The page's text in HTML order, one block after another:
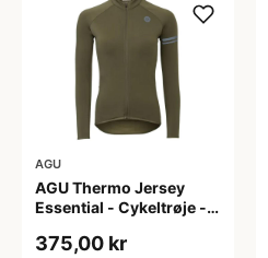
AGU
AGU Thermo Jersey
Essential - Cykeltrøje -
M
375,00 kr